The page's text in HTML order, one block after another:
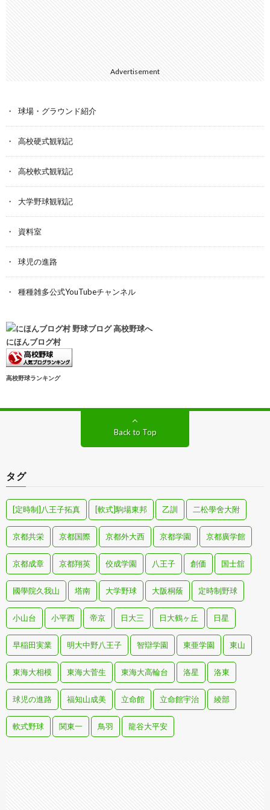
Advertisement
球場・グラウンド紹介
高校硬式観戦記
高校軟式観戦記
大学野球観戦記
資料室
球児の進路
種種雑多公式YouTubeチャンネル
にほんブログ村
高校野球ランキング
Back to Top
タグ
[定時制]八王子拓真 [軟式]駒場東邦 乙訓 二松學舍大附
京都共栄 京都国際 京都外大西 京都学園 京都廣学館
京都成章 京都翔英 佼成学園 八王子 創価 国士舘
國學院久我山 塔南 大学野球 大阪桐蔭 定時制野球
小山台 小平西 帝京 日大三 日大鶴ヶ丘 日星
早稲田実業 明大中野八王子 智辯学園 東亜学園 東山
東海大相模 東海大菅生 東海大高輪台 洛星 洛東
球児の進路 福知山成美 立命館 立命館宇治 綾部
軟式野球 関東一 鳥羽 龍谷大平安